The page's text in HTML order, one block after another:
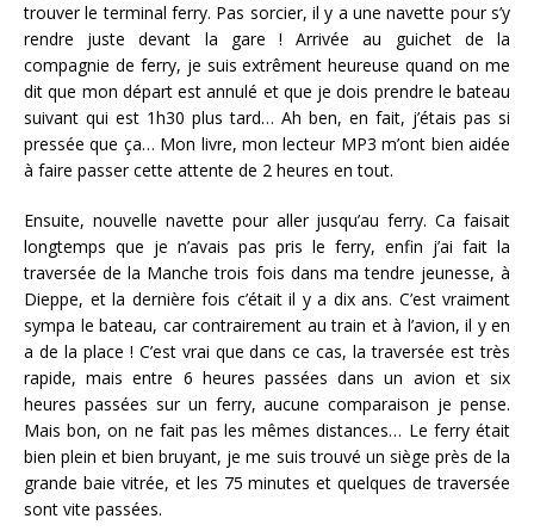
trouver le terminal ferry. Pas sorcier, il y a une navette pour s’y
rendre juste devant la gare ! Arrivée au guichet de la
compagnie de ferry, je suis extrêment heureuse quand on me
dit que mon départ est annulé et que je dois prendre le bateau
suivant qui est 1h30 plus tard… Ah ben, en fait, j’étais pas si
pressée que ça… Mon livre, mon lecteur MP3 m’ont bien aidée
à faire passer cette attente de 2 heures en tout.
Ensuite, nouvelle navette pour aller jusqu’au ferry. Ca faisait
longtemps que je n’avais pas pris le ferry, enfin j’ai fait la
traversée de la Manche trois fois dans ma tendre jeunesse, à
Dieppe, et la dernière fois c’était il y a dix ans. C’est vraiment
sympa le bateau, car contrairement au train et à l’avion, il y en
a de la place ! C’est vrai que dans ce cas, la traversée est très
rapide, mais entre 6 heures passées dans un avion et six
heures passées sur un ferry, aucune comparaison je pense.
Mais bon, on ne fait pas les mêmes distances… Le ferry était
bien plein et bien bruyant, je me suis trouvé un siège près de la
grande baie vitrée, et les 75 minutes et quelques de traversée
sont vite passées.